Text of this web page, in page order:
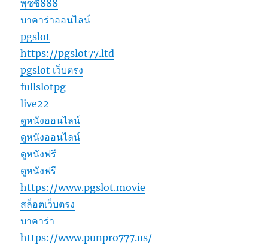
พุซซี่888
บาคาร่าออนไลน์
pgslot
https://pgslot77.ltd
pgslot เว็บตรง
fullslotpg
live22
ดูหนังออนไลน์
ดูหนังออนไลน์
ดูหนังฟรี
ดูหนังฟรี
https://www.pgslot.movie
สล็อตเว็บตรง
บาคาร่า
https://www.punpro777.us/